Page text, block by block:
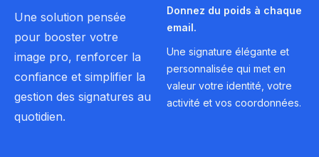
Une solution pensée
pour booster votre
image pro, renforcer la
confiance et simplifier la
gestion des signatures au
quotidien.
Donnez du poids à chaque
email.
Une signature élégante et
personnalisée qui met en
valeur votre identité, votre
activité et vos coordonnées.